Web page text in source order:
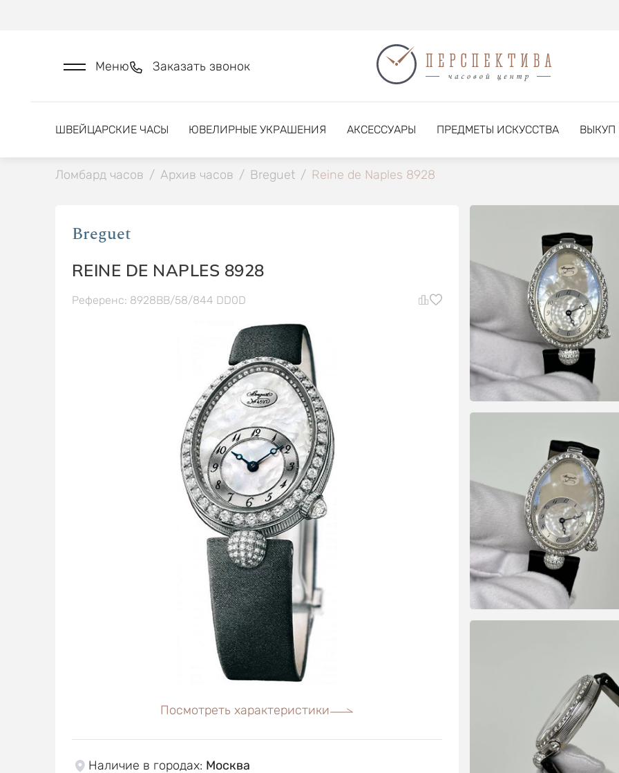
Меню Заказать звонок
ШВЕЙЦАРСКИЕ ЧАСЫ ЮВЕЛИРНЫЕ УКРАШЕНИЯ АКСЕССУАРЫ ПРЕДМЕТЫ ИСКУССТВА ВЫКУП
Ломбард часов / Архив часов / Breguet / Reine de Naples 8928
Breguet
REINE DE NAPLES 8928
Референс: 8928BB/58/844 DD0D
Посмотреть характеристики
Наличие в городах: Москва